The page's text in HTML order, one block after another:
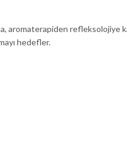
aromaterapiden refleksolojiye
hedefler.